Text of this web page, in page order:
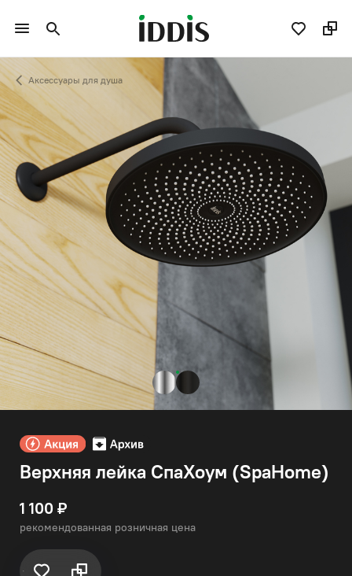
Аксессуары для душа
Верхняя лейка СпаХоум (SpaHome)
1 100 ₽
рекомендованная розничная цена